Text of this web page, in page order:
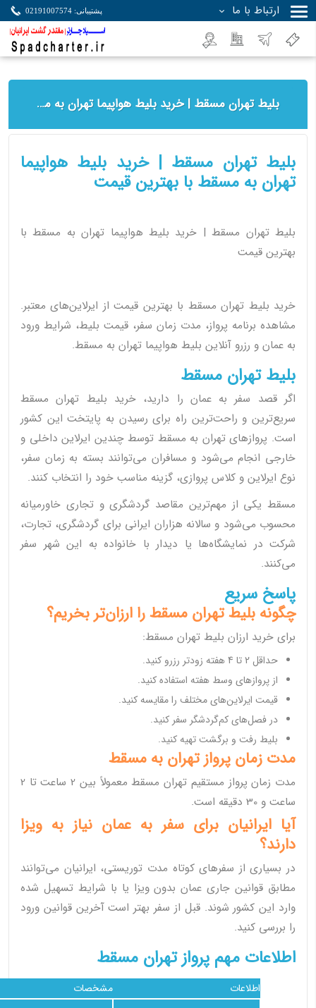
ارتباط با ما پشتیبانی: 02191007574
بلیط تهران مسقط | خرید بلیط هواپیما تهران به مسقط با بهترین قیمت
بلیط تهران مسقط | خرید بلیط هواپیما
تهران به مسقط با بهترین قیمت
بلیط تهران مسقط | خرید بلیط هواپیما تهران به مسقط با
بهترین قیمت
خرید بلیط تهران مسقط با بهترین قیمت از ایرلاین‌های معتبر.
مشاهده برنامه پرواز، مدت زمان سفر، قیمت بلیط، شرایط ورود
به عمان و رزرو آنلاین بلیط هواپیما تهران به مسقط.
بلیط تهران مسقط
اگر قصد سفر به عمان را دارید، خرید بلیط تهران مسقط
سریع‌ترین و راحت‌ترین راه برای رسیدن به پایتخت این کشور
است. پروازهای تهران به مسقط توسط چندین ایرلاین داخلی و
خارجی انجام می‌شود و مسافران می‌توانند بسته به زمان سفر،
نوع ایرلاین و کلاس پروازی، گزینه مناسب خود را انتخاب کنند.
مسقط یکی از مهم‌ترین مقاصد گردشگری و تجاری خاورمیانه
محسوب می‌شود و سالانه هزاران ایرانی برای گردشگری، تجارت،
شرکت در نمایشگاه‌ها یا دیدار با خانواده به این شهر سفر
می‌کنند.
پاسخ سریع
چگونه بلیط تهران مسقط را ارزان‌تر بخریم؟
برای خرید ارزان بلیط تهران مسقط:
حداقل 2 تا 4 هفته زودتر رزرو کنید.
از پروازهای وسط هفته استفاده کنید.
قیمت ایرلاین‌های مختلف را مقایسه کنید.
در فصل‌های کم‌گردشگر سفر کنید.
بلیط رفت و برگشت تهیه کنید.
مدت زمان پرواز تهران به مسقط
مدت زمان پرواز مستقیم تهران مسقط معمولاً بین 2 ساعت تا 2
ساعت و 30 دقیقه است.
آیا ایرانیان برای سفر به عمان نیاز به ویزا
دارند؟
در بسیاری از سفرهای کوتاه مدت توریستی، ایرانیان می‌توانند
مطابق قوانین جاری عمان بدون ویزا یا با شرایط تسهیل شده
وارد این کشور شوند. قبل از سفر بهتر است آخرین قوانین ورود
را بررسی کنید.
اطلاعات مهم پرواز تهران مسقط
مشخصات
اطلاعات